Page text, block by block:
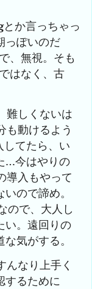
とか言っちゃっ
っぽいのだ
、無視。そも
はなく、古
難しくないは
も動けるよう
てたら、い
…今はやりの
導入もやって
ので諦め。
ので、大人し
い。遠回りの
気がする。
んなり上手く
するために